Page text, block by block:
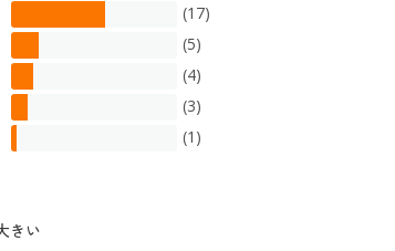
(17)
(5)
(4)
(3)
(1)
きい